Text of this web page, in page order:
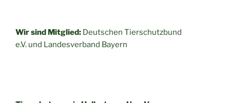
Wir sind Mitglied: Deutschen Tierschutzbund
e.V. und Landesverband Bayern